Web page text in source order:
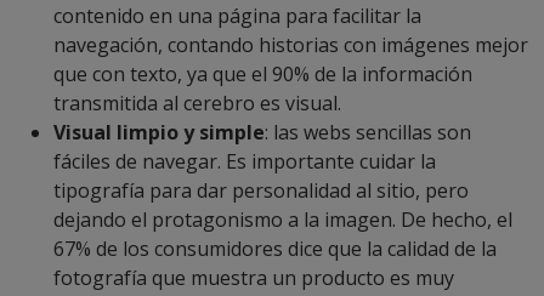
contenido en una página para facilitar la
navegación, contando historias con imágenes mejor
que con texto, ya que el 90% de la información
transmitida al cerebro es visual.
Visual limpio y simple: las webs sencillas son
fáciles de navegar. Es importante cuidar la
tipografía para dar personalidad al sitio, pero
dejando el protagonismo a la imagen. De hecho, el
67% de los consumidores dice que la calidad de la
fotografía que muestra un producto es muy